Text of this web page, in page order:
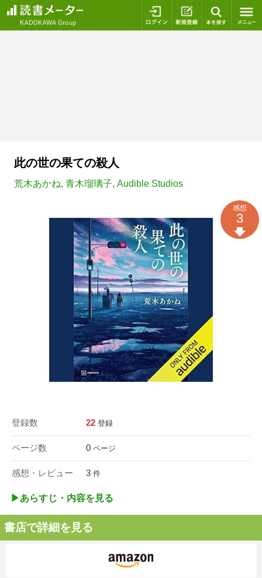
ログイン 新規登録
此の世の果ての殺人
荒木あかね, 青木瑠璃子, Audible Studios
登録数 22 登録
ページ数 0 ページ
感想・レビュー 3 件
感想
3
▶︎あらすじ・内容を見る
書店で詳細を見る